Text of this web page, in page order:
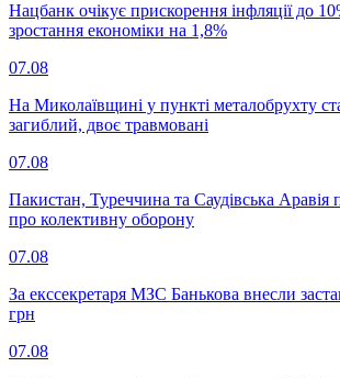
Нацбанк очікує прискорення інфляції до
зростання економіки на 1,8%
07.08
На Миколаївщині у пункті металобрухту
загиблий, двоє травмовані
07.08
Пакистан, Туреччина та Саудівська Аравія
про колективну оборону
07.08
За екссекретаря МЗС Банькова внесли
грн
07.08